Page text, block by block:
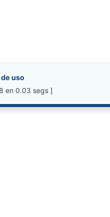
uso
en 0.03 segs ]